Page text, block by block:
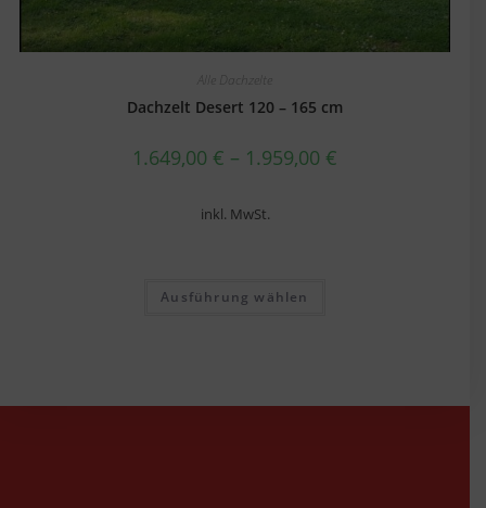
Alle Dachzelte
Dachzelt Desert 120 – 165 cm
1.649,00 € – 1.959,00 €
inkl. MwSt.
Ausführung wählen